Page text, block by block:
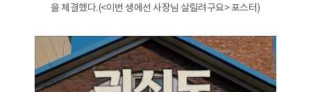
을 체결했다.(<이번 생에선 사장님 살릴려구요> 포스터)